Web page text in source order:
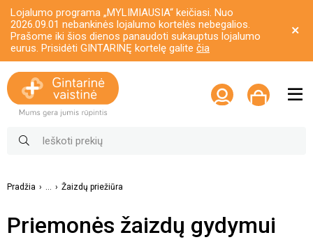
Lojalumo programa „MYLIMIAUSIA“ keičiasi. Nuo
2026.09.01 nebankinės lojalumo kortelės nebegalios.
Prašome iki šios dienos panaudoti sukauptus lojalumo
eurus. Prisidėti GINTARINĘ kortelę galite čia
Pradžia ... Žaizdų priežiūra
Priemonės žaizdų gydymui